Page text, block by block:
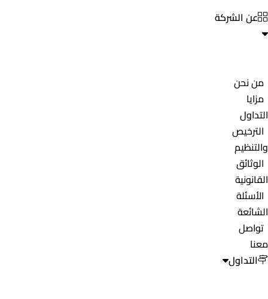
عن الشركة
من نحن
مزايا
التداول
الترخيص
والتنظيم
الوثائق
القانونية
الأسئلة
الشائعة
تواصل
معنا
التداول